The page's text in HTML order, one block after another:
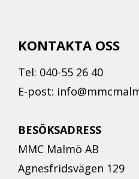
KONTAKTA OSS
Tel: 040-55 26 40
E-post:
BESÖKSADRESS
MMC Malmö AB
Agnesfridsvägen 129